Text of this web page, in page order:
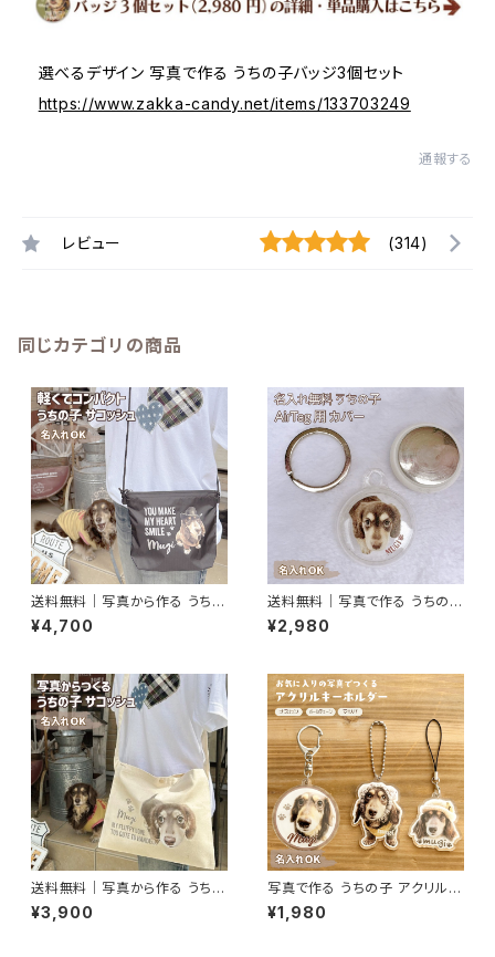
選べるデザイン 写真で作る うちの子バッジ3個セット
https://www.zakka-candy.net/items/133703249
通報する
レビュー (314)
同じカテゴリの商品
送料無料｜写真から作る うちの
子サコッシュ｜名入れ無料・軽量
リップストップ
¥4,700
送料無料｜写真で作る うちの子
AirTag対応カバー 名入れ 写真
入り
¥2,980
送料無料｜写真から作る うちの
子キャンバスサコッシュ｜名入れ
無料・ナチュラル素材
¥3,900
写真で作る うちの子 アクリルキ
ーホルダー（名入れ無料）
¥1,980